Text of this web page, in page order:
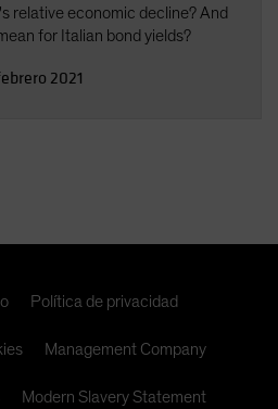
relative economic decline? And
for Italian bond yields?
2021
Política de privacidad
Management Company
Modern Slavery Statement